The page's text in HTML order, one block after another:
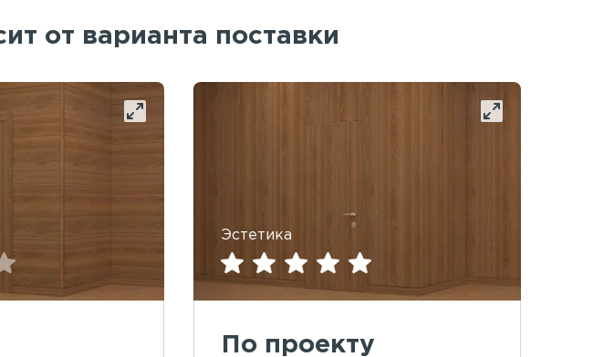
от варианта поставки
Эстетика
По проекту